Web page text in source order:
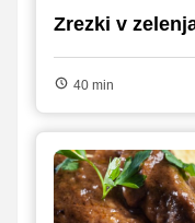
Zrezki v
40 min